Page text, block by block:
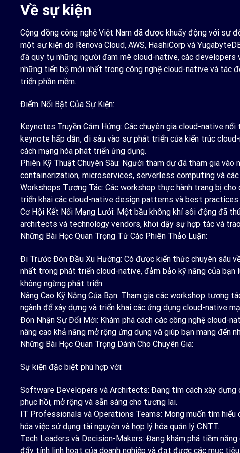
Về sự kiện
Cộng đồng công nghệ Việt Nam đã được khuấy động với sự
một sự kiện do Renova Cloud, AWS, HashiCorp và
đã quy tụ những người đam mê cloud-native, các developers
những tiến bộ mới nhất trong công nghệ cloud-native và tác
triển phần mềm.
Điểm Nổi Bật Của Sự Kiện:
Keynotes Truyền Cảm Hứng: Các chuyên gia cloud-native
keynote hấp dẫn, đi sâu vào sự phát triển của kiến trúc
cách mạng hóa phát triển ứng dụng.
Phiên Kỹ Thuật Chuyên Sâu: Người tham dự đã tham gia vào
containerization, microservices, serverless computing và
Workshops Tương Tác: Các workshop thực hành trang bị
triển khai các cloud-native design patterns và best practices
Cơ Hội Kết Nối Mạng Lưới: Một bầu không khí sôi động đã
architects và technology vendors, khơi dậy sự hợp tác và
Những Bài Học Quan Trọng Từ Các Phiên Thảo Luận:
Đi Trước Đón Đầu Xu Hướng: Có được kiến thức chuyên sâu
nhất trong phát triển cloud-native, đảm bảo kỹ năng của bạn
không ngừng phát triển.
Nâng Cao Kỹ Năng Của Bạn: Tham gia các workshop tương
ngành để xây dựng và triển khai các ứng dụng cloud-native
Đón Nhận Sự Đổi Mới: Khám phá cách các công nghệ cloud-
nâng cao khả năng mở rộng ứng dụng và giúp bạn mang đến
Những Bài Học Quan Trọng Dành Cho Chuyên Gia:
Sự kiện đặc biệt phù hợp với:
Software Developers và Architects: Đang tìm cách xây dựng
phục hồi, mở rộng và sẵn sàng cho tương lai.
IT Professionals và Operations Teams: Mong muốn tìm
hóa việc sử dụng tài nguyên và hợp lý hóa quản lý CNTT.
Tech Leaders và Decision-Makers: Đang khám phá tiềm
đẩy tính linh hoạt của doanh nghiệp và đạt được các mục